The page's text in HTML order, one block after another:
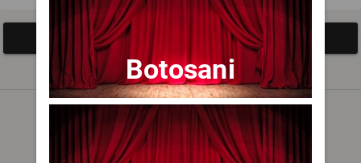
Afisați mai multe evenimente
Noutăți
Botosani